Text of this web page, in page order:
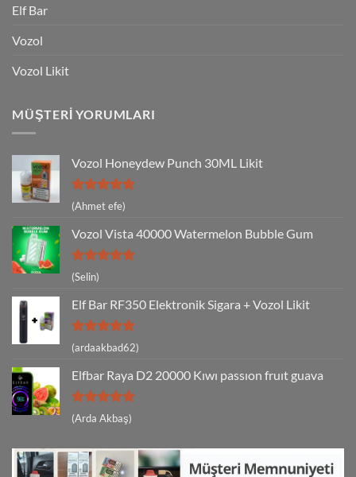
Elf Bar
Vozol
Vozol Likit
MÜŞTERI YORUMLARI
Vozol Honeydew Punch 30ML Likit
5 üzerinden
5
(Ahmet efe)
Vozol Vista 40000 Watermelon Bubble Gum
5 üzerinden
5
oy aldı
(Selin)
Elf Bar RF350 Elektronik Sigara + Vozol Likit
5 üzerinden
5
(ardaakbad62)
Elfbar Raya D2 20000 Kıwı passıon fruıt guava
5 üzerinden
5
(Arda Akbaş)